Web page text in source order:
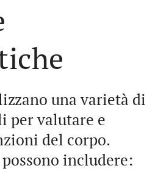
una varietà di
per valutare e
del corpo.
includere: